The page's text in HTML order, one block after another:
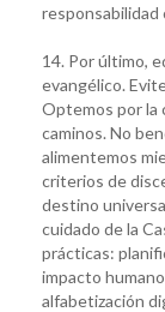
responsabilidad
14. Por último,
evangélico.
Optemos por la
caminos. No
alimentemos
criterios de
destino
cuidado de la
prácticas:
impacto
alfabetización